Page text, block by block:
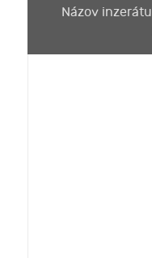
Názov inzerátu